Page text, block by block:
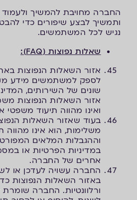
החברה מחויבת להמשיך ולעמוד
ותמשיך לבצע שיפורים כדי
נגיש לכל המשתמשים.
שאלות נפוצות (FAQ
):
אזור השאלות הנפוצות
לספק למשתמשים מידע
שונים של השירותים,
אזור השאלות הנפוצות
ואינו מהווה תיעוד משפטי
בעוד שאזור השאלות
משלימות, הוא אינו מהווה
וההגבלות המלאים
במדיניות הפרטיות או
אחרים של החברה.
החברה עשויה לעדכן או
באזור השאלות הנפוצות
ורלוונטיות. החברה